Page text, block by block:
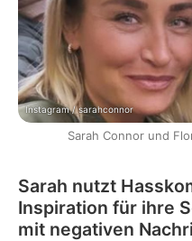
Instagram / sarahconnor
Sarah Connor und
Sarah nutzt
Inspiration für ihre
mit negativen